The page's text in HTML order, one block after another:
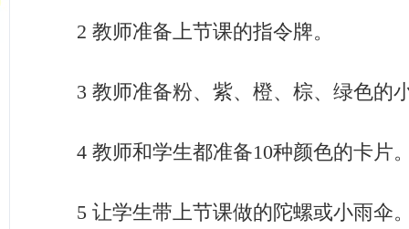
2 教师准备上节课的指令牌。
3 教师准备粉、紫、橙、棕、绿色的
4 教师和学生都准备10种颜色的卡片
5 让学生带上节课做的陀螺或小雨伞